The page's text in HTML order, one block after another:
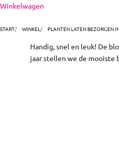
Naar inhoud
Winkelwagen
START WINKEL PLANTEN LATEN BEZORGEN
niet. En zo makkelijk!
Handig, snel en leuk! De
jaar stellen we de mooiste